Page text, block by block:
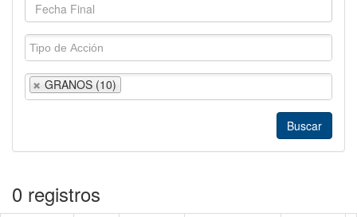
GRANOS (10)
0 registros